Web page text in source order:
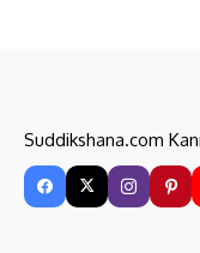
Suddikshana.com